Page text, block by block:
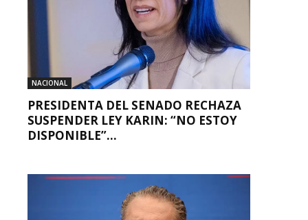
NACIONAL
PRESIDENTA DEL SENADO RECHAZA
SUSPENDER LEY KARIN: “NO ESTOY
DISPONIBLE”...